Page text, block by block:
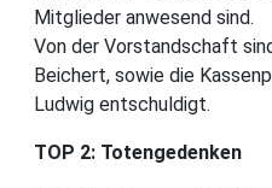
Mitglieder anwesend sind.
Von der Vorstandschaft
Beichert, sowie die
Ludwig entschuldigt.
TOP 2: Totengedenken